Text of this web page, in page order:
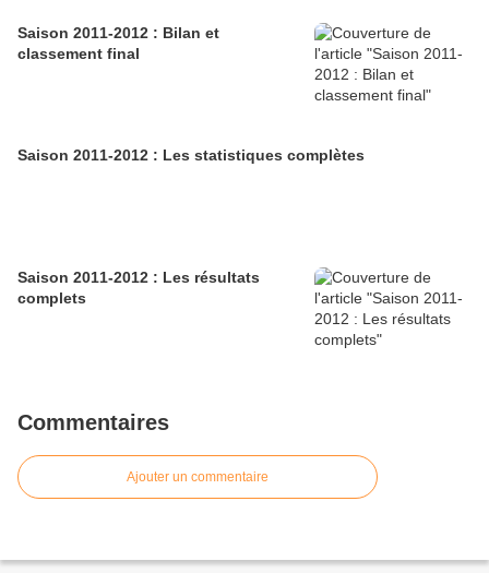
Saison 2011-2012 : Bilan et
classement final
Saison 2011-2012 : Les statistiques complètes
Saison 2011-2012 : Les résultats
complets
Commentaires
Ajouter un commentaire